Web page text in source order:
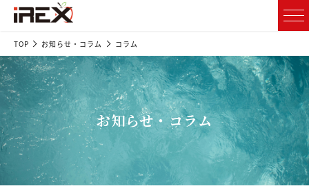
TOP お知らせ・コラム コラム
お知らせ・コラム